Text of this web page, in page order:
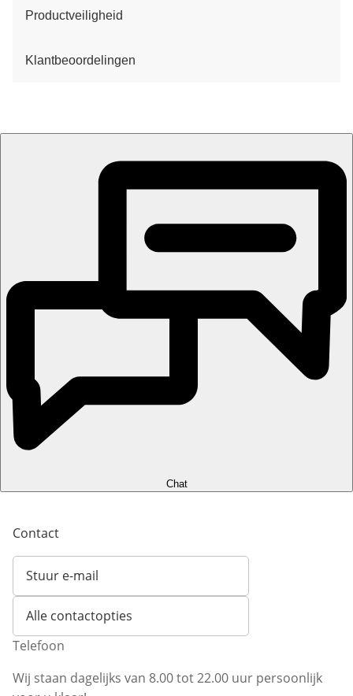
Productveiligheid
Klantbeoordelingen
Chat
Contact
Stuur e-mail
Opent e-mailclient
Alle contactopties
Telefoon
Wij staan dagelijks van 8.00 tot 22.00 uur persoonlijk